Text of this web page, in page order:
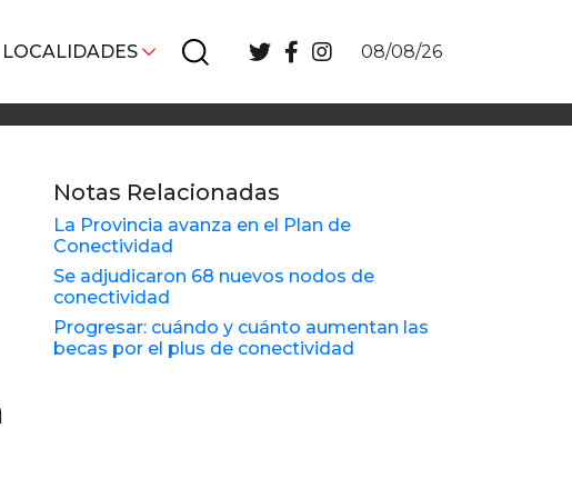
LOCALIDADES 08/08/26
Notas Relacionadas
La Provincia avanza en el Plan de
Conectividad
Se adjudicaron 68 nuevos nodos de
conectividad
Progresar: cuándo y cuánto aumentan las
becas por el plus de conectividad